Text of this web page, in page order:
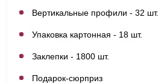
Вертикальные профили - 32 шт.
Упаковка картонная - 18 шт.
Заклепки - 1800 шт.
Подарок-сюрприз